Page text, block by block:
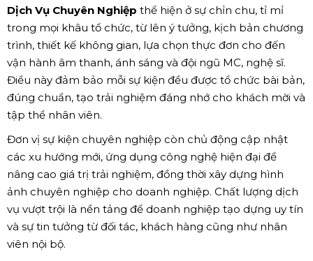
Dịch Vụ Chuyên Nghiệp thể hiện ở sự chỉn chu, tỉ mỉ
trong mọi khâu tổ chức, từ lên ý tưởng, kịch bản chương
trình, thiết kế không gian, lựa chọn thực đơn cho đến
vận hành âm thanh, ánh sáng và đội ngũ MC, nghệ sĩ.
Điều này đảm bảo mỗi sự kiện đều được tổ chức bài bản,
đúng chuẩn, tạo trải nghiệm đáng nhớ cho khách mời và
tập thể nhân viên.
Đơn vị sự kiện chuyên nghiệp còn chủ động cập nhật
các xu hướng mới, ứng dụng công nghệ hiện đại để
nâng cao giá trị trải nghiệm, đồng thời xây dựng hình
ảnh chuyên nghiệp cho doanh nghiệp. Chất lượng dịch
vụ vượt trội là nền tảng để doanh nghiệp tạo dựng uy tín
và sự tin tưởng từ đối tác, khách hàng cũng như nhân
viên nội bộ.